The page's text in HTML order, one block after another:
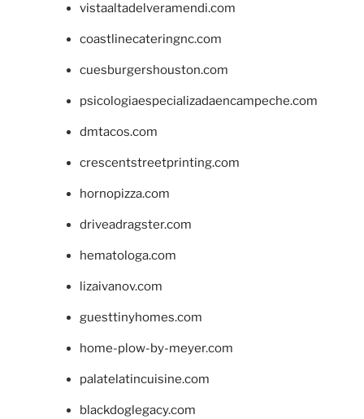
vistaaltadelveramendi.com
coastlinecateringnc.com
cuesburgershouston.com
psicologiaespecializadaencampeche.com
dmtacos.com
crescentstreetprinting.com
hornopizza.com
driveadragster.com
hematologa.com
lizaivanov.com
guesttinyhomes.com
home-plow-by-meyer.com
palatelatincuisine.com
blackdoglegacy.com